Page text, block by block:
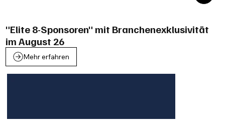
"Elite 8-Sponsoren" mit Branchenexklusivität
im August 26
Mehr erfahren